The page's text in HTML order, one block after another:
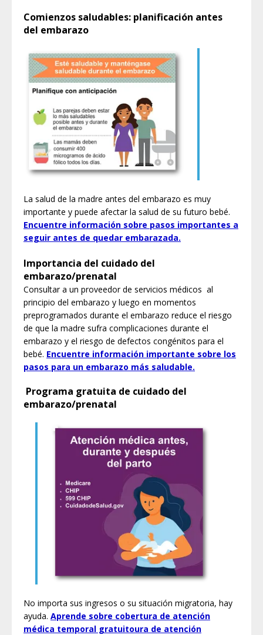
Comienzos saludables: planificación antes
del embarazo
La salud de la madre antes del embarazo es muy
importante y puede afectar la salud de su futuro bebé.
Encuentre información sobre pasos importantes a
seguir antes de quedar embarazada.
Importancia del cuidado del
embarazo/prenatal
Consultar a un proveedor de servicios médicos al
principio del embarazo y luego en momentos
preprogramados durante el embarazo reduce el riesgo
de que la madre sufra complicaciones durante el
embarazo y el riesgo de defectos congénitos para el
bebé. Encuentre información importante sobre los
pasos para un embarazo más saludable.
Programa gratuita de cuidado del
embarazo/prenatal
No importa sus ingresos o su situación migratoria, hay
ayuda. Aprende sobre cobertura de atención
médica temporal gratuitoura de atención